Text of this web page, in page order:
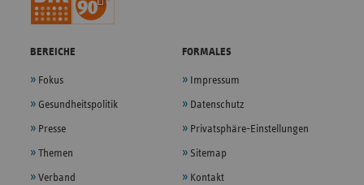
BEREICHE
Fokus
Gesundheitspolitik
Presse
Themen
Verband
FORMALES
Impressum
Datenschutz
Privatsphäre-Einstellungen
Sitemap
Kontakt